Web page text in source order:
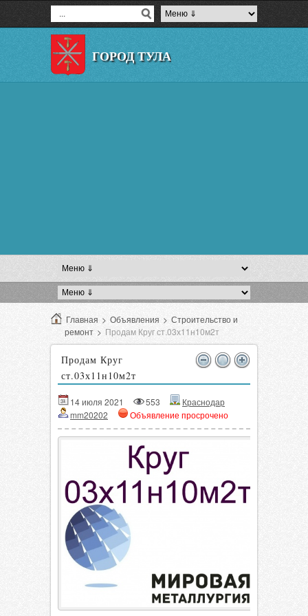
ГОРОД ТУЛА
Главная > Объявления > Строительство и
ремонт > Продам Круг ст.03х11н10м2т
Продам Круг
ст.03х11н10м2т
14 июля 2021 553
Краснодар
mm20202
Объявление просрочено